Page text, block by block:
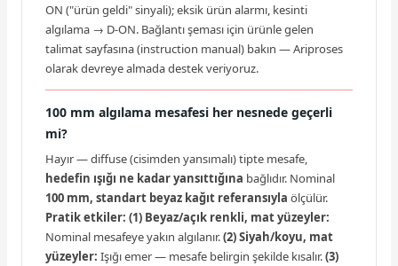
ON ("ürün geldi" sinyali); eksik ürün alarmı, kesinti
algılama → D-ON. Bağlantı şeması için ürünle gelen
talimat sayfasına (instruction manual) bakın — Ariproses
olarak devreye almada destek veriyoruz.
100 mm algılama mesafesi her nesnede geçerli
mi?
Hayır — diffuse (cisimden yansımalı) tipte mesafe,
hedefin ışığı ne kadar yansıttığına bağlıdır. Nominal
100 mm, standart beyaz kağıt referansıyla ölçülür.
Pratik etkiler: (1) Beyaz/açık renkli, mat yüzeyler:
Nominal mesafeye yakın algılanır.(2) Siyah/koyu, mat
yüzeyler: Işığı emer — mesafe belirgin şekilde kısalır.(3)